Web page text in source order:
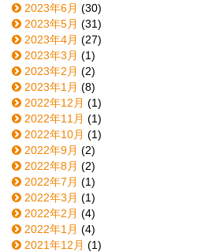
2023年6月 (30)
2023年5月 (31)
2023年4月 (27)
2023年3月 (1)
2023年2月 (2)
2023年1月 (8)
2022年12月 (1)
2022年11月 (1)
2022年10月 (1)
2022年9月 (2)
2022年8月 (2)
2022年7月 (1)
2022年3月 (1)
2022年2月 (4)
2022年1月 (4)
2021年12月 (1)